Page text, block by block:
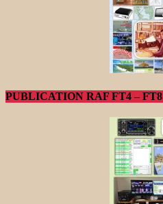
PUBLICATION RAF FT4 – FT8